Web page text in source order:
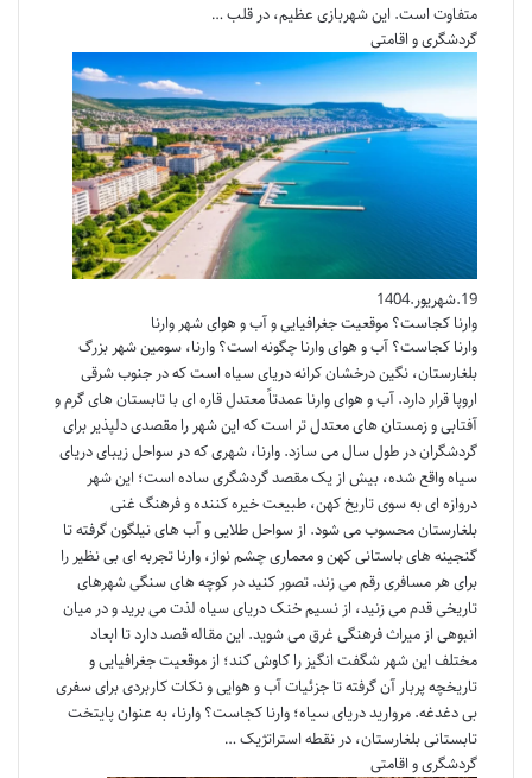
متفاوت است. این شهربازی عظیم، در قلب …
گردشگری و اقامتی
19.شهریور.1404
وارنا کجاست؟ موقعیت جغرافیایی و آب و هوای شهر وارنا
وارنا کجاست؟ آب و هوای وارنا چگونه است؟ وارنا، سومین شهر بزرگ
بلغارستان، نگین درخشان کرانه دریای سیاه است که در جنوب شرقی
اروپا قرار دارد. آب و هوای وارنا عمدتاً معتدل قاره ای با تابستان های گرم و
آفتابی و زمستان های معتدل تر است که این شهر را مقصدی دلپذیر برای
گردشگران در طول سال می سازد. وارنا، شهری که در سواحل زیبای دریای
سیاه واقع شده، بیش از یک مقصد گردشگری ساده است؛ این شهر
دروازه ای به سوی تاریخ کهن، طبیعت خیره کننده و فرهنگ غنی
بلغارستان محسوب می شود. از سواحل طلایی و آب های نیلگون گرفته تا
گنجینه های باستانی کهن و معماری چشم نواز، وارنا تجربه ای بی نظیر را
برای هر مسافری رقم می زند. تصور کنید در کوچه های سنگی شهرهای
تاریخی قدم می زنید، از نسیم خنک دریای سیاه لذت می برید و در میان
انبوهی از میراث فرهنگی غرق می شوید. این مقاله قصد دارد تا ابعاد
مختلف این شهر شگفت انگیز را کاوش کند؛ از موقعیت جغرافیایی و
تاریخچه پربار آن گرفته تا جزئیات آب و هوایی و نکات کاربردی برای سفری
بی دغدغه. مروارید دریای سیاه؛ وارنا کجاست؟ وارنا، به عنوان پایتخت
تابستانی بلغارستان، در نقطه استراتژیک …
گردشگری و اقامتی